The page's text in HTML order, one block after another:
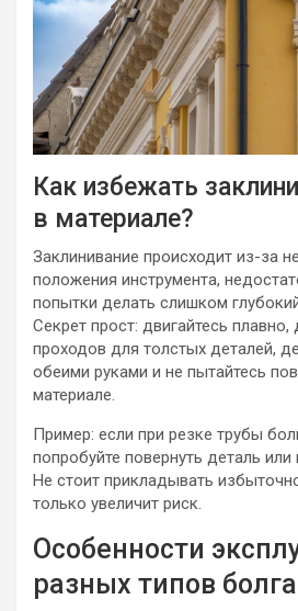
Как избежать
в материале?
Заклинивание происходит из-за
положения инструмента,
попытки делать слишком
Секрет прост: двигайтесь плавно,
проходов для толстых деталей,
обеими руками и не пытайтесь
материале.
Пример: если при резке трубы
попробуйте повернуть деталь или
Не стоит прикладывать
только увеличит риск.
Особенности
разных типов